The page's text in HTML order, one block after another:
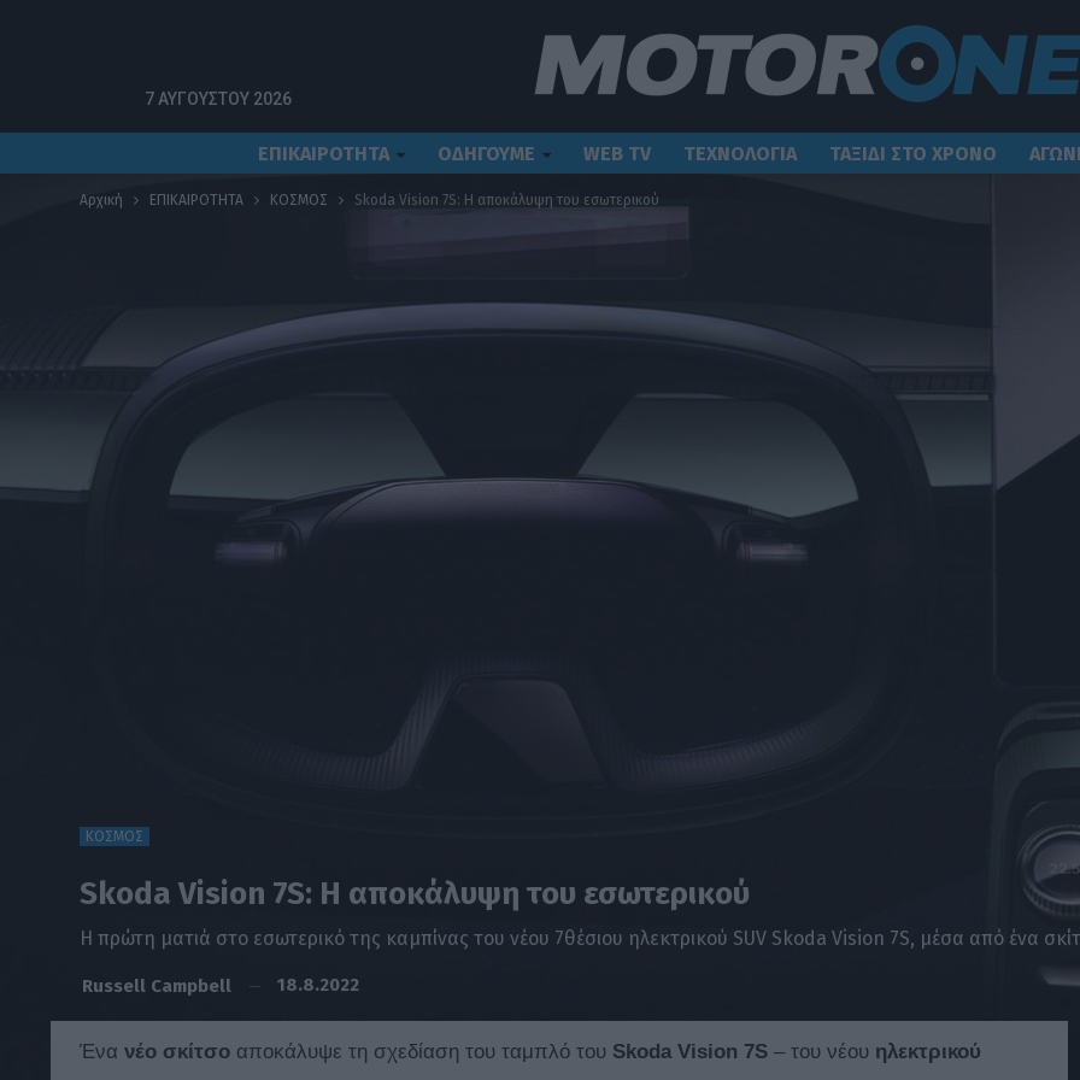
7 ΑΥΓΟΎΣΤΟΥ 2026
ΕΠΙΚΑΙΡΟΤΗΤΑ ΟΔΗΓΟΥΜΕ WEB TV ΤΕΧΝΟΛΟΓΙΑ ΤΑΞΙΔΙ ΣΤΟ ΧΡΟΝΟ
Αρχική ΕΠΙΚΑΙΡΟΤΗΤΑ ΚΟΣΜΟΣ Skoda Vision 7S: Η αποκάλυψη του εσωτερικού
ΚΟΣΜΟΣ
Skoda Vision 7S: Η αποκάλυψη του εσωτερικού
Η πρώτη ματιά στο εσωτερικό της καμπίνας του νέου 7θέσιου ηλεκτρικού SUV Skoda Vision 7S, μέσα από ένα
Russell Campbell 18.8.2022
Ένα νέο σκίτσο αποκάλυψε τη σχεδίαση του ταμπλό του Skoda Vision 7S – του νέου ηλεκτρικού